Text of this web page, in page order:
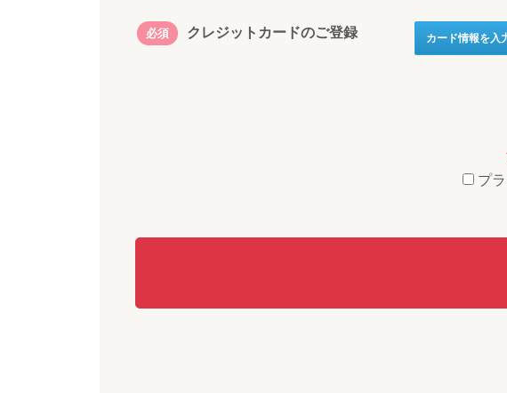
必須 クレジットカードのご登録
プ